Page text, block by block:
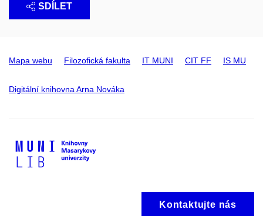
SDÍLET
Mapa webu Filozofická fakulta IT MUNI CIT FF IS MU
Digitální knihovna Arna Nováka
Kontaktujte nás